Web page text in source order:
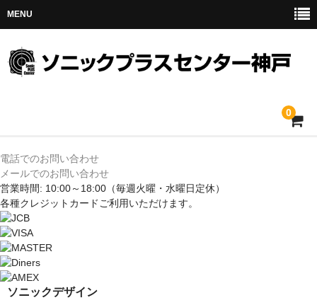
MENU
0
ホーム
メルセデス
BMW
MINI
アウディ
電話でのお問い合わせ
メールでのお問い合わせ
営業時間: 10:00～18:00 （毎週火曜・水曜日定休）
各種クレジットカードご利用いただけます。
ソニックデザイン